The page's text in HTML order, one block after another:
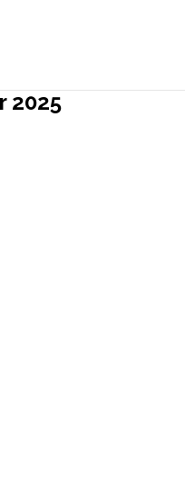
2025